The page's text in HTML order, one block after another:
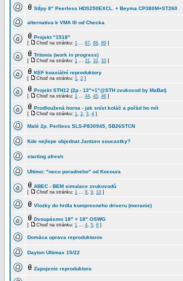
Stĺpy 8" Peerless HDS250EXCL. + Beyma CP380M+ST260
alternativa k VMA III od Checka
Projekt "1518"
[ Choď na stránku: 1 ... 87, 88, 89 ]
Tritonia (work in progress)
[ Choď na stránku: 1 ... 31, 32, 33 ]
KEF koaxiální reproduktory
[ Choď na stránku: 1, 2 ]
Projekt STH12 (2p - 12"+1"@STH zvukovod by MaBat)
[ Choď na stránku: 1 ... 44, 45, 46 ]
Prodloužená horna - jak sníst koláč a pořád ho mít
[ Choď na stránku: 1, 2, 3, 4 ]
Malé 2p. Perlless SLS-P830945, SB26STCN
Kde nejlepe objednat Jantzen soucastky?
starting afresh
Ultimo: "neco poradneho" od Kocoura
ABEC - BEM simulace zvukovodů
[ Choď na stránku: 1 ... 8, 9, 10 ]
Vlozky do hrdla kompresneho driveru (meranie)
Dvoupásmo 18" + 18" OSWG
[ Choď na stránku: 1 ... 4, 5, 6 ]
Domáca oprava reproduktorov
Dayton Ultimax 15/22
Zapojenie reproduktora